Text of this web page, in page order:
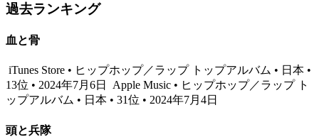
過去ランキング
血と骨
iTunes Store • ヒップホップ／ラップ トップアルバム • 日本 •
13位 • 2024年7月6日
Apple Music • ヒップホップ／ラップ ト
ップアルバム • 日本 • 31位 • 2024年7月4日
頭と兵隊